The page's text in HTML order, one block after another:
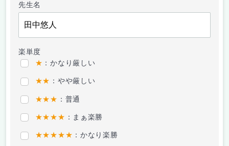
先生名
楽単度
★ ：かなり厳しい
★★ ：やや厳しい
★★★ ：普通
★★★★ ：まぁ楽勝
★★★★★ ：かなり楽勝